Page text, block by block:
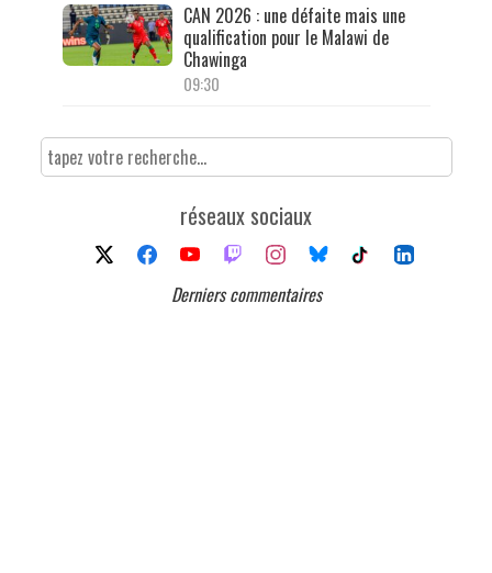
CAN 2026 : une défaite mais une
qualification pour le Malawi de
Chawinga
09:30
réseaux sociaux
Derniers commentaires